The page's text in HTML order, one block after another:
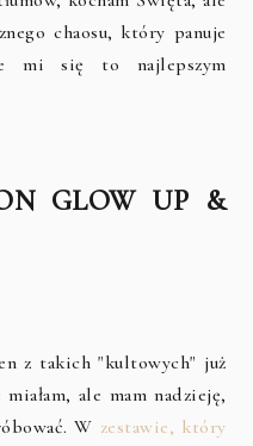
chaosu, który panuje
mi się to najlepszym
GLOW UP &
z takich "kultowych" już
ale mam nadzieję,
W zestawie, który